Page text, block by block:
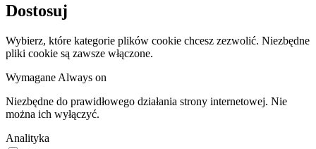
Dostosuj
Wybierz, które kategorie plików cookie chcesz zezwolić. Niezbędne
pliki cookie są zawsze włączone.
Wymagane Always on
Niezbędne do prawidłowego działania strony internetowej. Nie
można ich wyłączyć.
Analityka